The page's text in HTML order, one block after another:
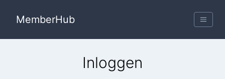
MemberHub
MemberHub
Inloggen